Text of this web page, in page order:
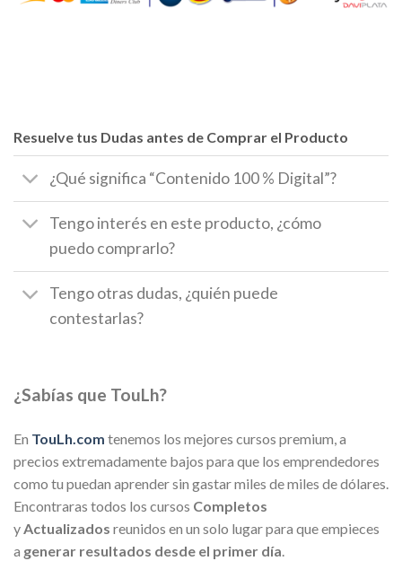
Resuelve tus Dudas antes de Comprar el Producto
¿Qué significa “Contenido 100 % Digital”?
Tengo interés en este producto, ¿cómo
puedo comprarlo?
Tengo otras dudas, ¿quién puede
contestarlas?
¿Sabías que TouLh?
En TouLh.com tenemos los mejores cursos premium, a
precios extremadamente bajos para que los emprendedores
como tu puedan aprender sin gastar miles de miles de dólares.
Encontraras todos los cursos Completos
yActualizados reunidos en un solo lugar para que empieces
a generar resultados desde el primer día.